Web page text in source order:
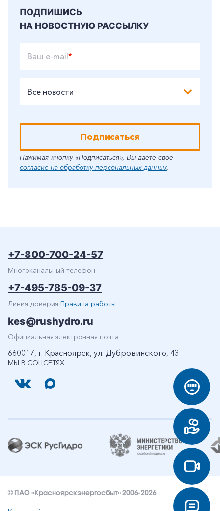
ПОДПИШИСЬ
НА НОВОСТНУЮ РАССЫЛКУ
Ваш e-mail*
Все новости
Подписаться
Нажимая кнопку «Подписаться», Вы даете свое
согласие на обработку персональных данных.
МЫ В СОЦСЕТЯХ
+7-800-700-24-57
Многоканальный телефон
+7-495-785-09-37
Линия доверия Правила работы
kes@rushydro.ru
Официальная электронная почта
660017, г. Красноярск, ул. Дубровинского, 43
© ПАО «Красноярскэнергосбыт» 2006-2026